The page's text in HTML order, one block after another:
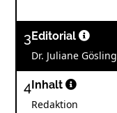
3 Editorial
Dr. Juliane Gösling
4 Inhalt
Redaktion